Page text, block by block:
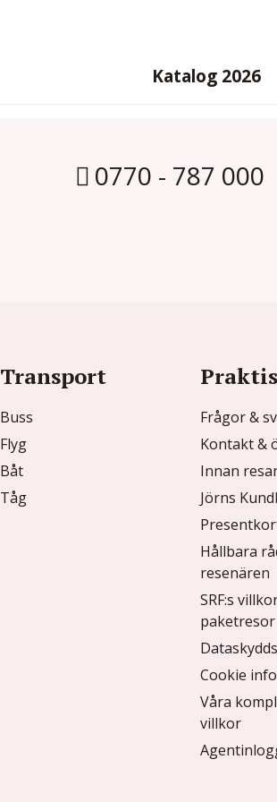
Katalog 2026
0770 - 787 000
Transport
Buss
Flyg
Båt
Tåg
Frågor &
Kontakt &
Innan
Jörns
Hållbara
resenären
SRF:s
paketresor
Cookie
Våra
villkor